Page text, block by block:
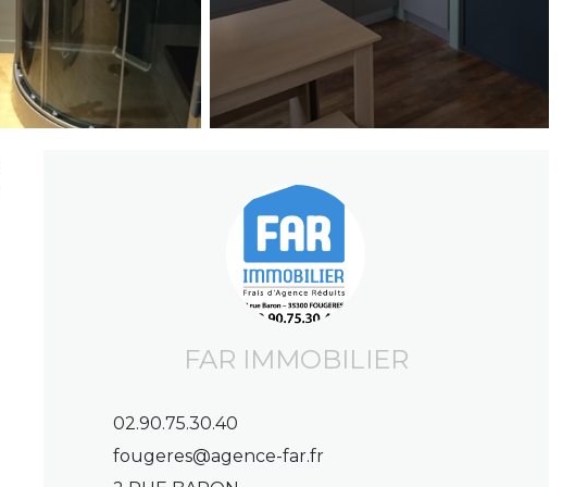
FAR IMMOBILIER
02.90.75.30.40
fougeres@agence-far.fr